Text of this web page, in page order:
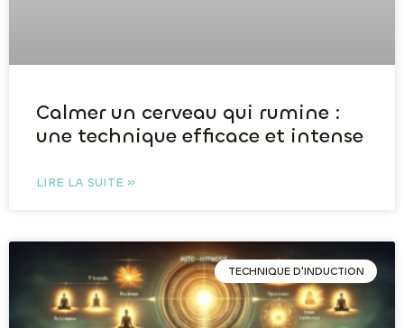
Calmer un cerveau qui rumine :
une technique efficace et intense
LIRE LA SUITE »
TECHNIQUE D'INDUCTION